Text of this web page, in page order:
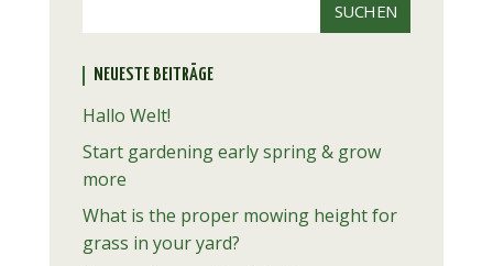
NEUESTE BEITRÄGE
Hallo Welt!
Start gardening early spring & grow
more
What is the proper mowing height for
grass in your yard?